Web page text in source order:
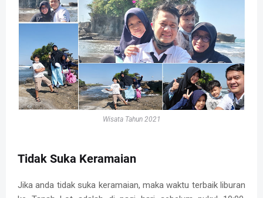
Wisata Tahun 2021
Tidak Suka Keramaian
Jika anda tidak suka keramaian, maka waktu terbaik liburan